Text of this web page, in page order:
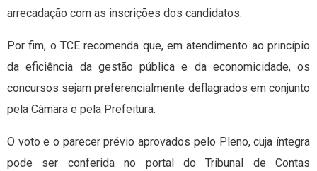
arrecadação com as inscrições dos candidatos.
Por fim, o TCE recomenda que, em atendimento ao princípio
da eficiência da gestão pública e da economicidade, os
concursos sejam preferencialmente deflagrados em conjunto
pela Câmara e pela Prefeitura.
O voto e o parecer prévio aprovados pelo Pleno, cuja íntegra
pode ser conferida no portal do Tribunal de Contas